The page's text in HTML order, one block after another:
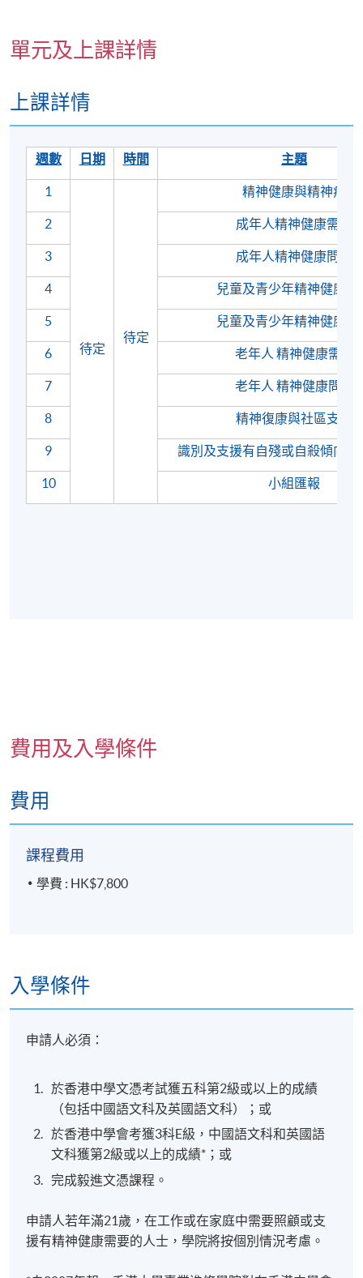
單元及上課詳情
上課詳情
週數 日期 時間 主題
1
待定
待定
精神健康與精神病
2 成年人精神健康需要
3 成年人精神健康問題
4 兒童及青少年精神健康需
5 兒童及青少年精神健康問
6 老年人 精神健康需要
7 老年人 精神健康問題
8 精神復康與社區支援
9 識別及支援有自殘或自殺傾向及
10 小組匯報
費用及入學條件
費用
課程費用
學費 : HK$7,800
入學條件
申請人必須：
於香港中學文憑考試獲五科第2級或以上的成績
（包括中國語文科及英國語文科）；或
於香港中學會考獲3科E級，中國語文科和英國語
文科獲第2級或以上的成績*；或
完成毅進文憑課程。
申請人若年滿21歲，在工作或在家庭中需要照顧或支
援有精神健康需要的人士，學院將按個別情況考慮。